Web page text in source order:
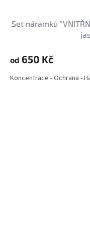
Set náramků
od 650 Kč
Koncentrace - Ochrana -